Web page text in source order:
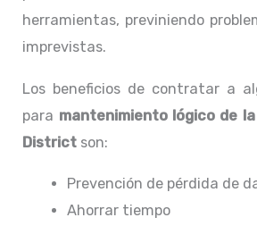
herramientas, previniendo
imprevistas.
Los beneficios de contratar a
para mantenimiento lógico de
District son:
Prevención de pérdida de
Ahorrar tiempo